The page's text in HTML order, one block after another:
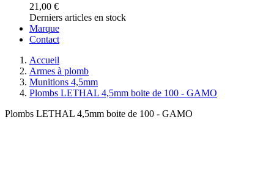
21,00 €
Derniers articles en stock
Marque
Contact
Accueil
Armes à plomb
Munitions 4,5mm
Plombs LETHAL 4,5mm boite de 100 - GAMO
Plombs LETHAL 4,5mm boite de 100 - GAMO